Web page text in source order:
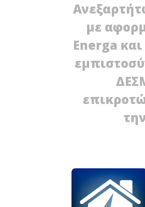
NOW
Ανακοίνωση ΕΣΑΗ για
με
Energa